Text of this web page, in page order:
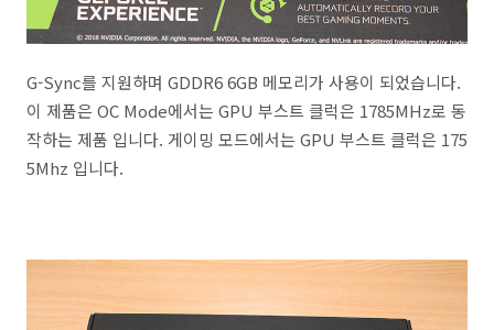
G-Sync를 지원하며 GDDR6 6GB 메모리가 사용이 되었습니다.
이 제품은 OC Mode에서는 GPU 부스트 클럭은 1785MHz로 동
작하는 제품 입니다. 게이밍 모드에서는 GPU 부스트 클럭은 175
5Mhz 입니다.